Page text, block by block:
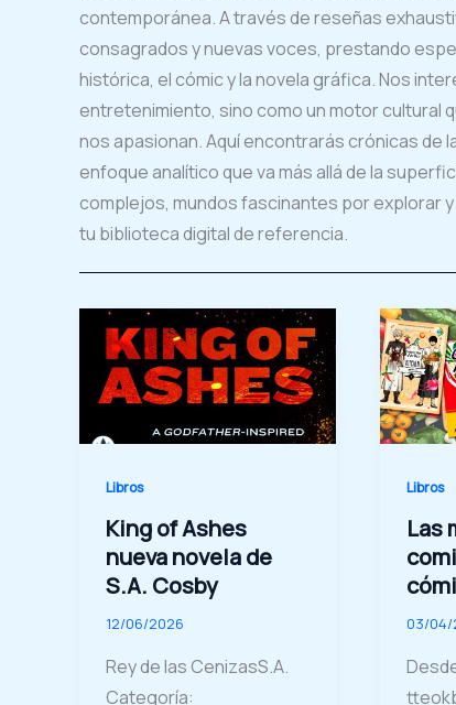
contemporánea. A través de reseñas
consagrados y nuevas voces, prestando
histórica, el cómic y la novela gráfica. Nos
entretenimiento, sino como un motor cultural
nos apasionan. Aquí encontrarás crónicas de
enfoque analítico que va más allá de la
complejos, mundos fascinantes por explorar
tu biblioteca digital de referencia.
Libros
King of Ashes
nueva novela de
S.A. Cosby
12/06/2026
Rey de las CenizasS.A.
Categoría:
Libros
Las
03/04/